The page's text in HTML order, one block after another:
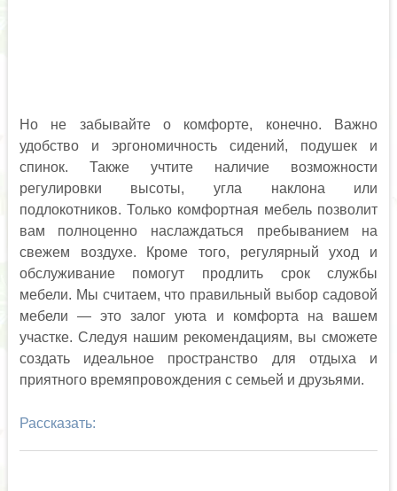
Но не забывайте о комфорте, конечно. Важно
удобство и эргономичность сидений, подушек и
спинок. Также учтите наличие возможности
регулировки высоты, угла наклона или
подлокотников. Только комфортная мебель позволит
вам полноценно наслаждаться пребыванием на
свежем воздухе. Кроме того, регулярный уход и
обслуживание помогут продлить срок службы
мебели. Мы считаем, что правильный выбор садовой
мебели — это залог уюта и комфорта на вашем
участке. Следуя нашим рекомендациям, вы сможете
создать идеальное пространство для отдыха и
приятного времяпровождения с семьей и друзьями.
Рассказать: